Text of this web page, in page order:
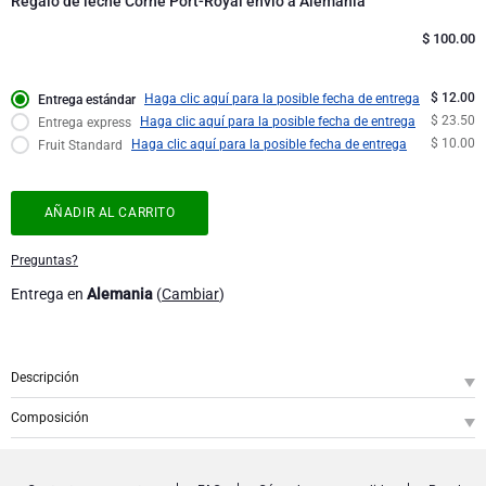
Champán Lanson
Neuhaus chocolates
Regalar Veuve Clicquot
Regalos de empresa
Proficiat
Regalos de agradecimiento
Regalos para ella
Regalos para él
$ 100.00
Entrega estándar Haga clic aquí para la posible fecha de entrega
$ 12.00
Entrega express
Haga clic aquí para la posible fecha de entrega
$ 23.50
Fruit Standard
Haga clic aquí para la posible fecha de entrega $ 10.00
AÑADIR AL CARRITO
Preguntas?
Entrega en Alemania (Cambiar)
Descripción
Sorprenda a alguien con el dulce placer del chocolate con leche con esta cesta
Composición
CPR Tablet Milk 37% Cocoa, Manneken Piss, 70 g